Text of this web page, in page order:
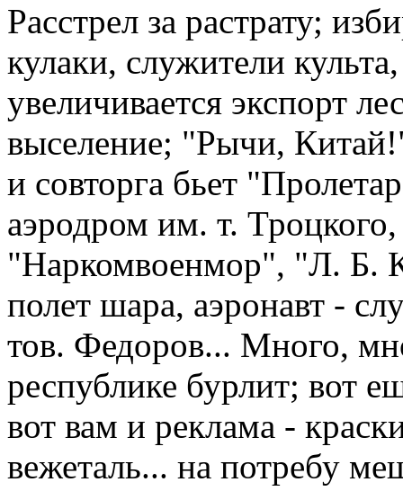
Расстрел за растрату;
кулаки, служители
увеличивается экспорт
выселение; "Рычи,
и совторга бьет
аэродром им. т.
"Наркомвоенмор", "Л. Б.
полет шара, аэронавт -
тов. Федоров... Много,
республике бурлит; вот
вот вам и реклама -
вежеталь... на потребу